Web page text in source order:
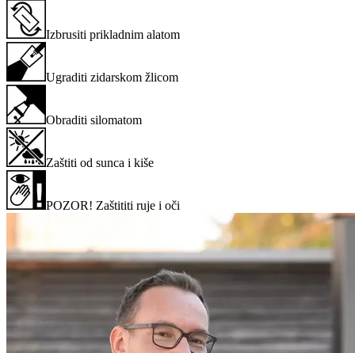
Izbrusiti prikladnim alatom
Ugraditi zidarskom žlicom
Obraditi silomatom
Zaštiti od sunca i kiše
POZOR! Zaštititi ruje i oči